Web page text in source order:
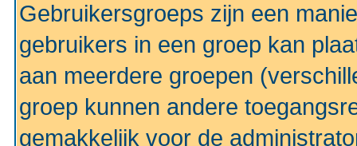
Gebruikersgroeps zijn een
gebruikers in een groep kan
aan meerdere groepen
groep kunnen andere
gemakkelijk voor de